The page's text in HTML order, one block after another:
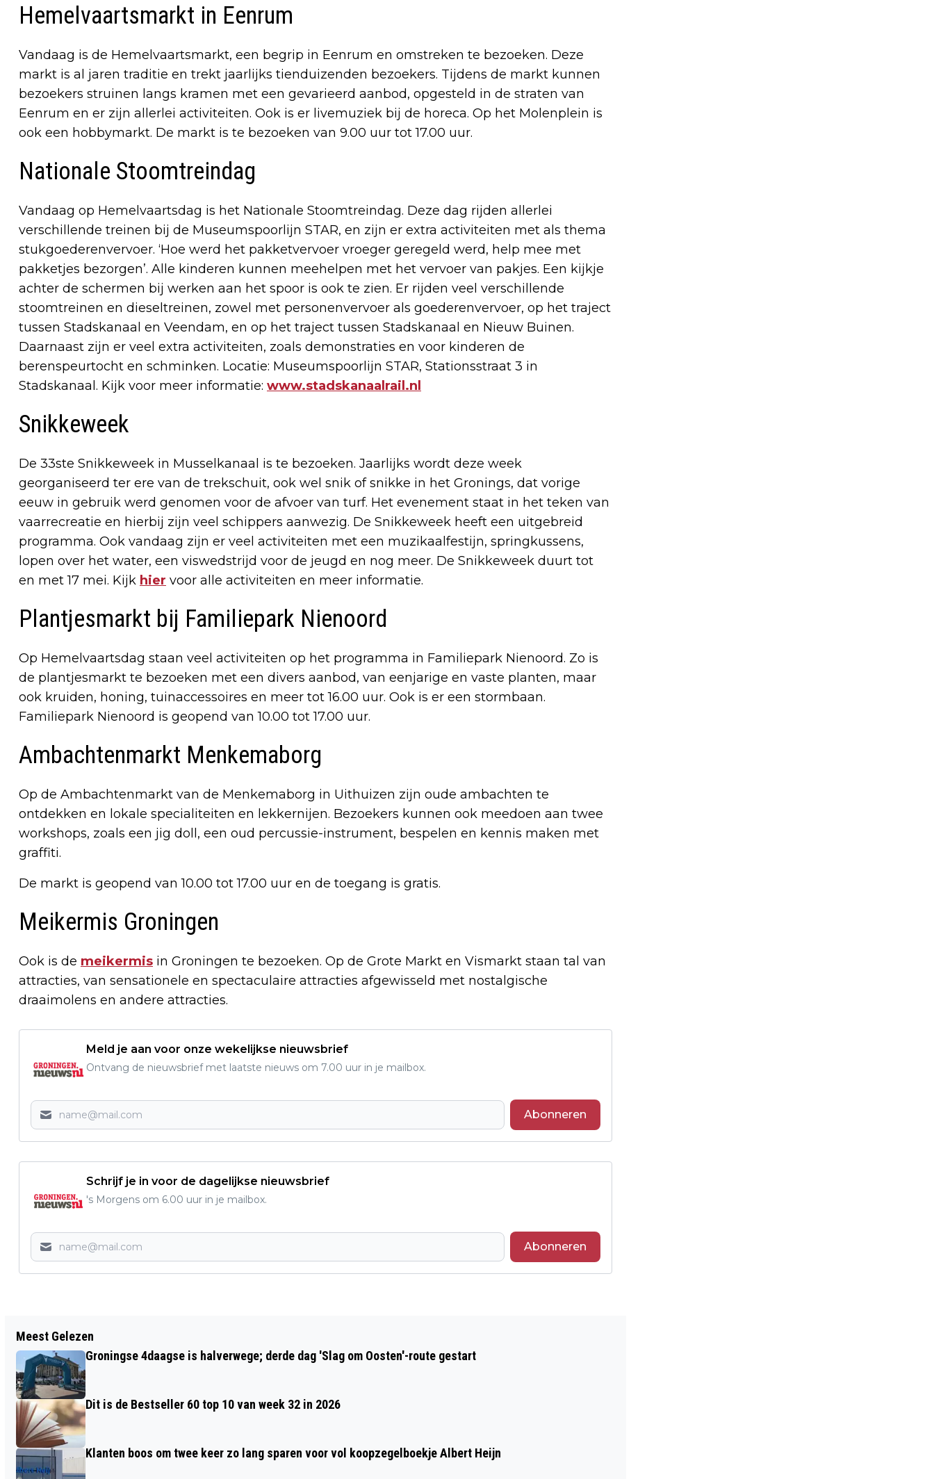
Hemelvaartsmarkt in Eenrum
Vandaag is de Hemelvaartsmarkt, een begrip in Eenrum en omstreken te bezoeken. Deze
markt is al jaren traditie en trekt jaarlijks tienduizenden bezoekers. Tijdens de markt kunnen
bezoekers struinen langs kramen met een gevarieerd aanbod, opgesteld in de straten van
Eenrum en er zijn allerlei activiteiten. Ook is er livemuziek bij de horeca. Op het Molenplein is
ook een hobbymarkt. De markt is te bezoeken van 9.00 uur tot 17.00 uur.
Nationale Stoomtreindag
Vandaag op Hemelvaartsdag is het Nationale Stoomtreindag. Deze dag rijden allerlei
verschillende treinen bij de Museumspoorlijn STAR, en zijn er extra activiteiten met als thema
stukgoederenvervoer. ‘Hoe werd het pakketvervoer vroeger geregeld werd, help mee met
pakketjes bezorgen’. Alle kinderen kunnen meehelpen met het vervoer van pakjes. Een kijkje
achter de schermen bij werken aan het spoor is ook te zien. Er rijden veel verschillende
stoomtreinen en dieseltreinen, zowel met personenvervoer als goederenvervoer, op het traject
tussen Stadskanaal en Veendam, en op het traject tussen Stadskanaal en Nieuw Buinen.
Daarnaast zijn er veel extra activiteiten, zoals demonstraties en voor kinderen de
berenspeurtocht en schminken. Locatie: Museumspoorlijn STAR, Stationsstraat 3 in
Stadskanaal. Kijk voor meer informatie: www.stadskanaalrail.nl
Snikkeweek
De 33ste Snikkeweek in Musselkanaal is te bezoeken. Jaarlijks wordt deze week
georganiseerd ter ere van de trekschuit, ook wel snik of snikke in het Gronings, dat vorige
eeuw in gebruik werd genomen voor de afvoer van turf. Het evenement staat in het teken van
vaarrecreatie en hierbij zijn veel schippers aanwezig. De Snikkeweek heeft een uitgebreid
programma. Ook vandaag zijn er veel activiteiten met een muzikaalfestijn, springkussens,
lopen over het water, een viswedstrijd voor de jeugd en nog meer. De Snikkeweek duurt tot
en met 17 mei. Kijk hier voor alle activiteiten en meer informatie.
Plantjesmarkt bij Familiepark Nienoord
Op Hemelvaartsdag staan veel activiteiten op het programma in Familiepark Nienoord. Zo is
de plantjesmarkt te bezoeken met een divers aanbod, van eenjarige en vaste planten, maar
ook kruiden, honing, tuinaccessoires en meer tot 16.00 uur. Ook is er een stormbaan.
Familiepark Nienoord is geopend van 10.00 tot 17.00 uur.
Ambachtenmarkt Menkemaborg
Op de Ambachtenmarkt van de Menkemaborg in Uithuizen zijn oude ambachten te
ontdekken en lokale specialiteiten en lekkernijen. Bezoekers kunnen ook meedoen aan twee
workshops, zoals een jig doll, een oud percussie-instrument, bespelen en kennis maken met
graffiti.
De markt is geopend van 10.00 tot 17.00 uur en de toegang is gratis.
Meikermis Groningen
Ook is de meikermis in Groningen te bezoeken. Op de Grote Markt en Vismarkt staan tal van
attracties, van sensationele en spectaculaire attracties afgewisseld met nostalgische
draaimolens en andere attracties.
Meld je aan voor onze wekelijkse nieuwsbrief
Ontvang de nieuwsbrief met laatste nieuws om 7.00 uur in je mailbox.
Abonneren
Schrijf je in voor de dagelijkse nieuwsbrief
's Morgens om 6.00 uur in je mailbox.
Abonneren
GUUR EN REGENACHTIGE HEMELVAART
WEEK 20 IN 2026
Meest Gelezen
Groningse 4daagse is halverwege; derde dag 'Slag om Oosten'-route gestart
Dit is de Bestseller 60 top 10 van week 32 in 2026
Klanten boos om twee keer zo lang sparen voor vol koopzegelboekje Albert Heijn